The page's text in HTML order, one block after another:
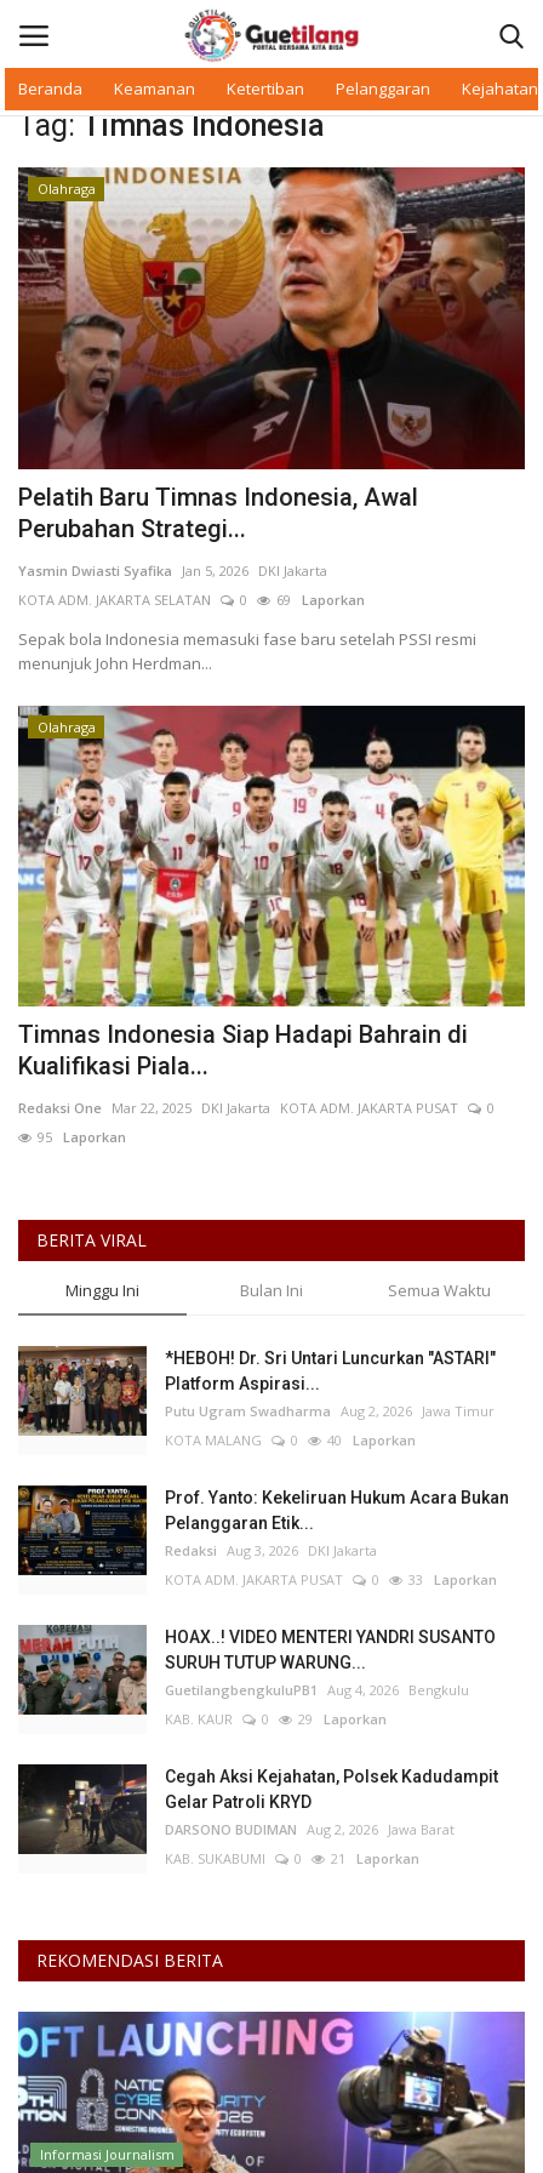
Beranda Keamanan Ketertiban Pelanggaran Kejahatan
Masuk Daftar
Beranda
Daerah
Makan Bergizi
Warkop Digital
Pelanggaran
Ketertiban
Kejahatan
Cybers Event
UMKM & Ekonomi Kreatif
Pekerja Migran Indonesia
Ekonomi
Pendidikan
Informasi Journalism
Olahraga
Kesehatan
Perempuan/Anak
Tag: Timnas Indonesia
Olahraga
Pelatih Baru Timnas Indonesia, Awal
Perubahan Strategi...
Yasmin Dwiasti Syafika Jan 5, 2026 DKI Jakarta
KOTA ADM. JAKARTA SELATAN
0 69 Laporkan
Sepak bola Indonesia memasuki fase baru setelah PSSI resmi
menunjuk John Herdman...
Olahraga
Timnas Indonesia Siap Hadapi Bahrain di
Kualifikasi Piala...
Redaksi One Mar 22, 2025 DKI Jakarta KOTA ADM. JAKARTA PUSAT
0
95 Laporkan
BERITA VIRAL
Minggu Ini Bulan Ini Semua Waktu
*HEBOH! Dr. Sri Untari Luncurkan "ASTARI"
Platform Aspirasi...
Putu Ugram Swadharma Aug 2, 2026 Jawa Timur
KOTA MALANG
0 40 Laporkan
Prof. Yanto: Kekeliruan Hukum Acara Bukan
Pelanggaran Etik...
Redaksi Aug 3, 2026 DKI Jakarta
KOTA ADM. JAKARTA PUSAT
0 33 Laporkan
HOAX..! VIDEO MENTERI YANDRI SUSANTO
SURUH TUTUP WARUNG...
GuetilangbengkuluPB1 Aug 4, 2026 Bengkulu
KAB. KAUR
0 29 Laporkan
Cegah Aksi Kejahatan, Polsek Kadudampit
Gelar Patroli KRYD
DARSONO BUDIMAN Aug 2, 2026 Jawa Barat
KAB. SUKABUMI
0 21 Laporkan
REKOMENDASI BERITA
Informasi Journalism